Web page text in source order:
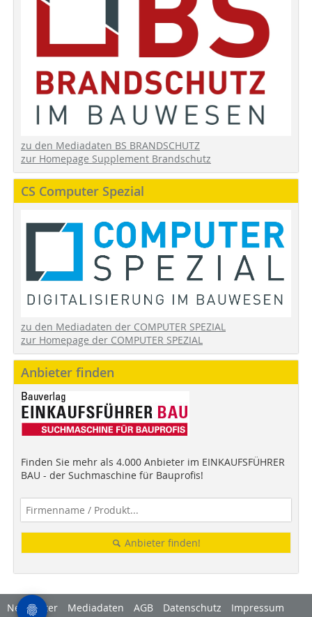
zu den Mediadaten BS BRANDSCHUTZ
zur Homepage Supplement Brandschutz
CS Computer Spezial
zu den Mediadaten der COMPUTER SPEZIAL
zur Homepage der COMPUTER SPEZIAL
Anbieter finden
Finden Sie mehr als 4.000 Anbieter im EINKAUFSFÜHRER
BAU - der Suchmaschine für Bauprofis!
Anbieter finden!
Newsletter Mediadaten AGB Datenschutz Impressum